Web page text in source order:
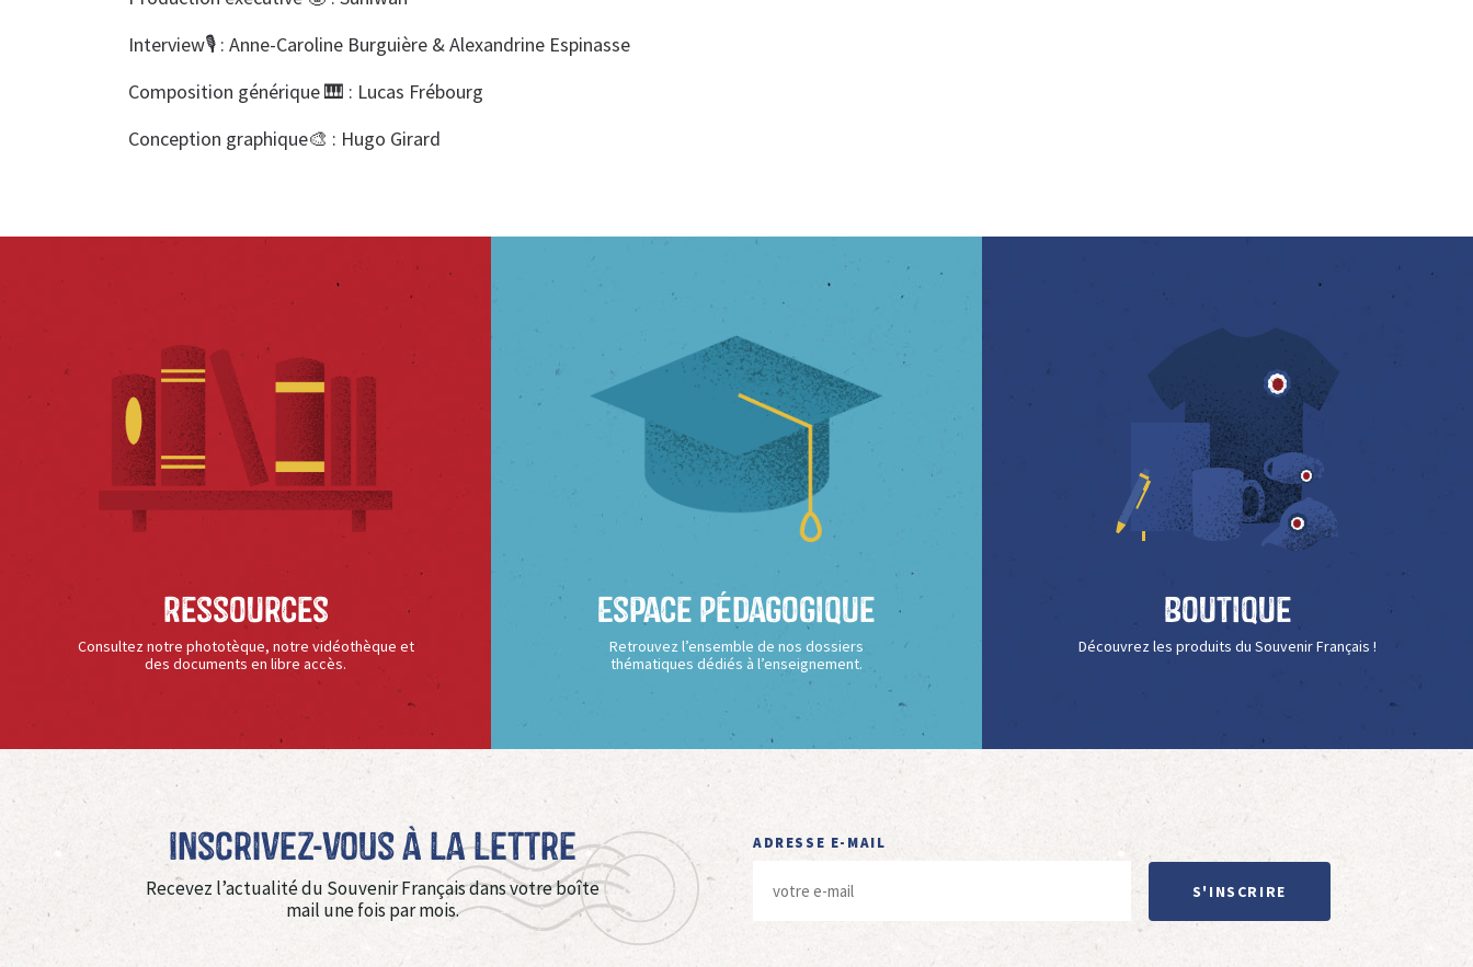
Interview🎙️ : Anne-Caroline Burguière & Alexandrine Espinasse
Composition générique 🎹 : Lucas Frébourg
Conception graphique🎨 : Hugo Girard
Ressources
Consultez notre phototèque, notre vidéothèque et
des documents en libre accès.
Espace Pédagogique
Retrouvez l’ensemble de nos dossiers
thématiques dédiés à l’enseignement.
Boutique
Découvrez les produits du Souvenir Français !
Inscrivez-vous à La Lettre
Recevez l’actualité du Souvenir Français dans votre boîte
mail une fois par mois.
ADRESSE E-MAIL
S'INSCRIRE